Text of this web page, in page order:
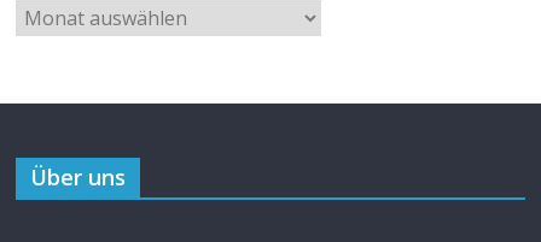
Über uns